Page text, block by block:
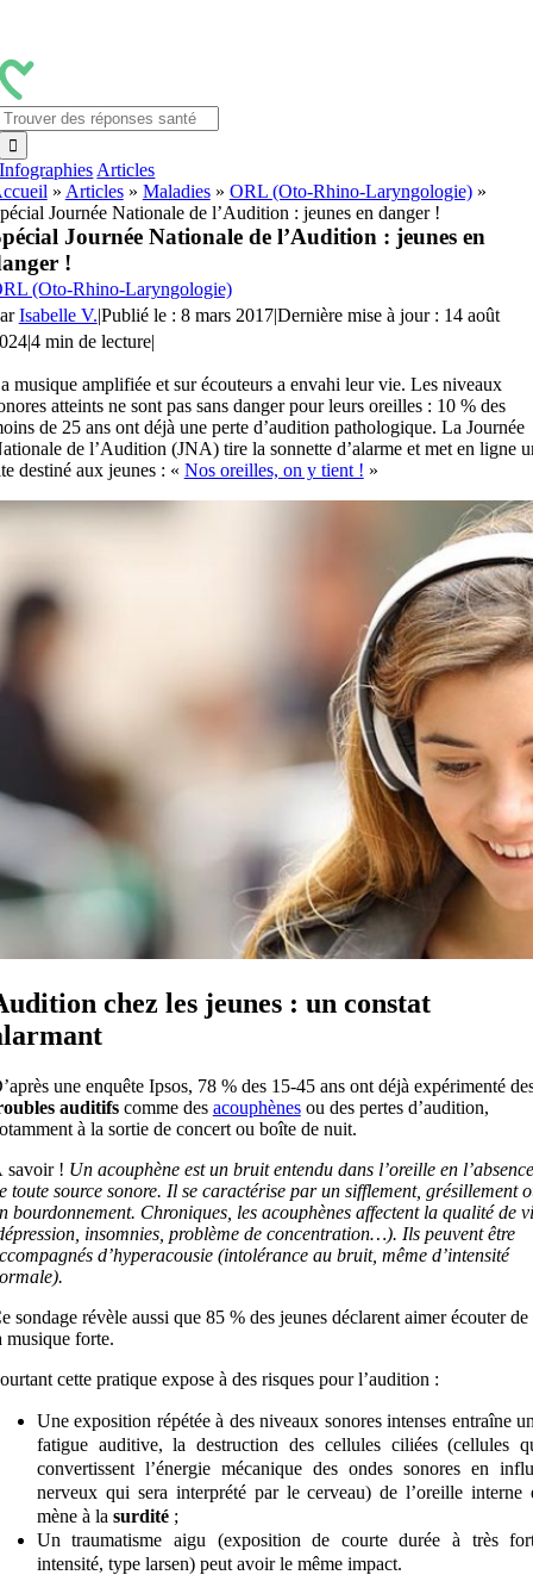
contenu
Infographies Articles
» Articles» Maladies» ORL (Oto-Rhino-Laryngologie)»
Journée Nationale de l’Audition : jeunes en danger !
Journée Nationale de l’Audition : jeunes en
!
(Oto-Rhino-Laryngologie)
Isabelle V.|Publié le : 8 mars 2017|Dernière mise à jour : 14 août
|4 min de lecture|
musique amplifiée et sur écouteurs a envahi leur vie. Les niveaux
atteints ne sont pas sans danger pour leurs oreilles : 10 % des
de 25 ans ont déjà une perte d’audition pathologique. La Journée
de l’Audition (JNA) tire la sonnette d’alarme et met en ligne
destiné aux jeunes : « Nos oreilles, on y tient ! »
chez les jeunes : un constat
une enquête Ipsos, 78 % des 15-45 ans ont déjà expérimenté
auditifscomme des acouphènesou des pertes d’audition,
à la sortie de concert ou boîte de nuit.
savoir ! Un acouphène est un bruit entendu dans l’oreille en l’absence
toute source sonore. Il se caractérise par un sifflement, grésillement
bourdonnement. Chroniques, les acouphènes affectent la qualité de
insomnies, problème de concentration…). Ils peuvent être
d’hyperacousie (intolérance au bruit, même d’intensité
sondage révèle aussi que 85 % des jeunes déclarent aimer écouter de
musique forte.
cette pratique expose à des risques pour l’audition :
Une exposition répétée à des niveaux sonores intenses entraîne
fatigue auditive, la destruction des cellules ciliées (cellules
convertissent l’énergie mécanique des ondes sonores en
nerveux qui sera interprété par le cerveau) de l’oreille interne
mène à la surdité;
Un traumatisme aigu (exposition de courte durée à très
intensité, type larsen) peut avoir le même impact.